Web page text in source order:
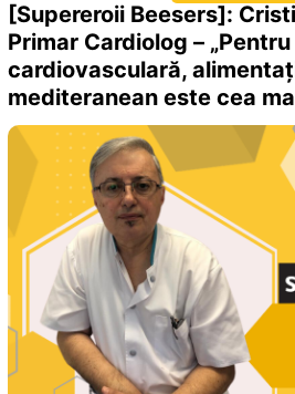
[Supereroii Beesers]:
Primar Cardiolog –
cardiovasculară,
mediteranean este cea